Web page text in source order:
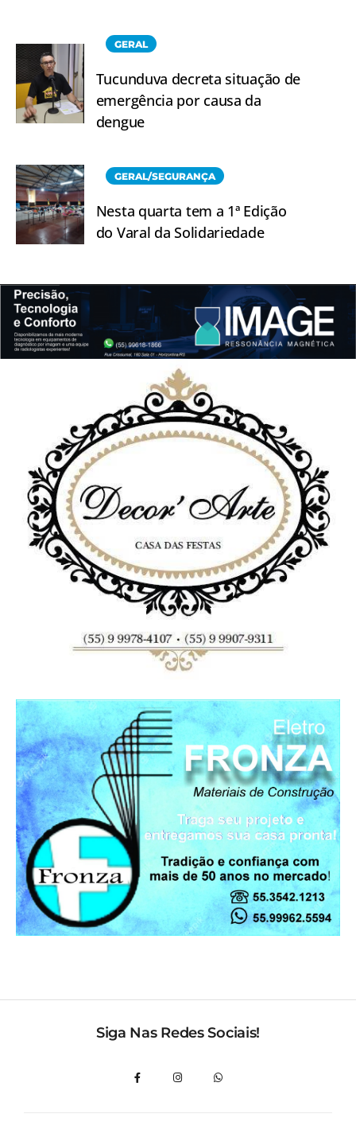
GERAL
Tucunduva decreta situação de
emergência por causa da
dengue
GERAL/SEGURANÇA
Nesta quarta tem a 1ª Edição
do Varal da Solidariedade
Siga Nas Redes Sociais!